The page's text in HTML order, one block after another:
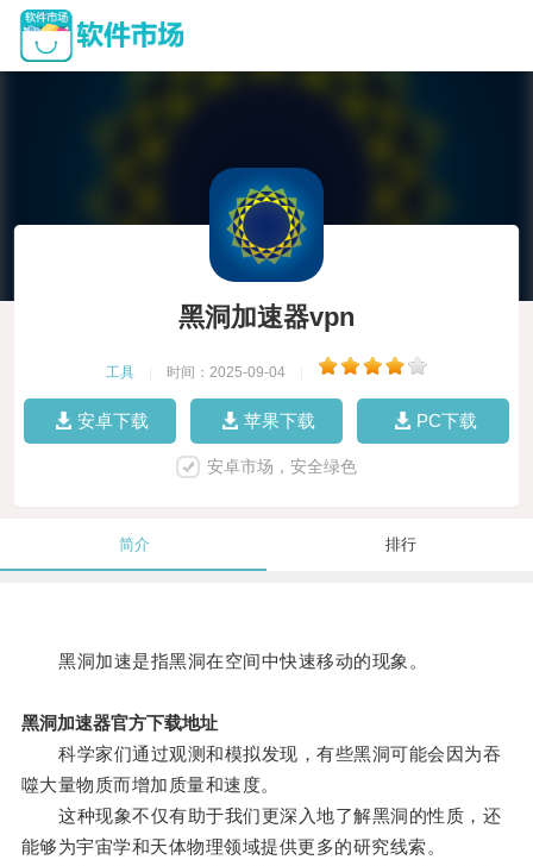
黑洞加速器vpn
工具 时间：2025-09-04
安卓下载 苹果下载 PC下载
安卓市场，安全绿色
简介 排行
黑洞加速是指黑洞在空间中快速移动的现象。
黑洞加速器官方下载地址
科学家们通过观测和模拟发现，有些黑洞可能会因为吞
噬大量物质而增加质量和速度。
这种现象不仅有助于我们更深入地了解黑洞的性质，还
能够为宇宙学和天体物理领域提供更多的研究线索。